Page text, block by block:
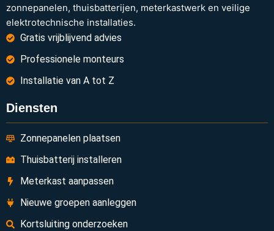
zonnepanelen, thuisbatterijen, meterkastwerk en veilige
elektrotechnische installaties.
Gratis vrijblijvend advies
Professionele monteurs
Installatie van A tot Z
Diensten
Zonnepanelen plaatsen
Thuisbatterij installeren
Meterkast aanpassen
Nieuwe groepen aanleggen
Kortsluiting onderzoeken